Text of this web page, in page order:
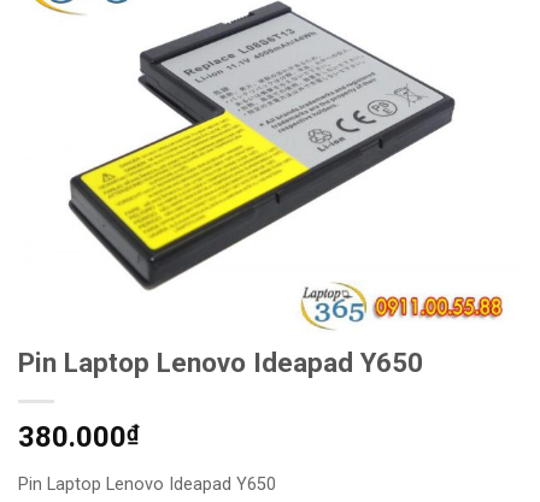
Pin Laptop Lenovo Ideapad Y650
380.000₫
Pin Laptop Lenovo Ideapad Y650